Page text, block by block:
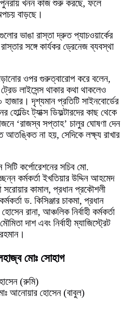
পুনরায় খনন কাজ শুরু করছে, ফলে
বাড়ছে।
ভাঙা রাস্তা দ্রুত প্যাচওয়ার্কের
সঙ্গে কার্যকর ড্রেনেজ ব্যবস্থা
ওপর গুরুত্বারোপ করে বলেন,
লাইসেন্স থাকার কথা থাকলেও
দৃশ্যমান প্রতিটি সাইনবোর্ডের
হোল্ডিং ট্যাক্স ডিফল্টারদের কাছ থেকে
‘রাজস্ব সপ্তাহ’ চালুর ঘোষণা দেন
আতঙ্কিত না হয়, সেদিকে লক্ষ্য রাখার
কর্পোরেশনের সচিব মো.
কর্মকর্তা ইখতিয়ার উদ্দিন আহমেদ
সরোয়ার কামাল, প্রধান প্রকৌশলী
ড. কিসিঞ্জার চাকমা, প্রধান
রানা, আঞ্চলিক নির্বাহী কর্মকর্তা
দাশ এবং নির্বাহী ম্যাজিস্ট্রেট
মোঃ সোহাগ
(রুমি)
আনোয়ার হোসেন (বাবুল)